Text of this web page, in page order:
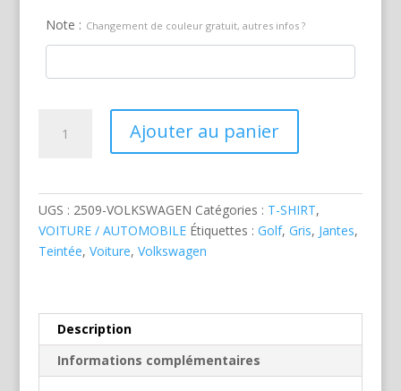
Note : Changement de couleur gratuit, autres infos ?
Ajouter au panier
UGS : 2509-VOLKSWAGEN Catégories : T-SHIRT,
VOITURE / AUTOMOBILE Étiquettes : Golf, Gris, Jantes,
Teintée, Voiture, Volkswagen
Description
Informations complémentaires